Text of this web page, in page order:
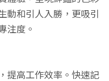
動和引人入勝，更吸引
注度。
提高工作效率。快速記